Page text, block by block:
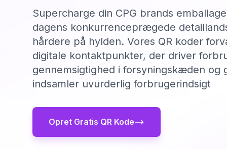
Supercharge din CPG brands
dagens konkurrenceprægede
hårdere på hylden. Vores QR koder
digitale kontaktpunkter, der driver
gennemsigtighed i forsyningskæden og
indsamler uvurderlig forbrugerindsigt
Opret Gratis QR Kode